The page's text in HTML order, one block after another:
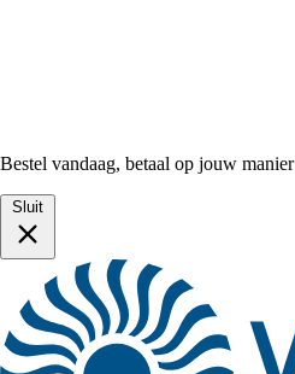
Bestel vandaag, betaal op jouw manier
Sluit